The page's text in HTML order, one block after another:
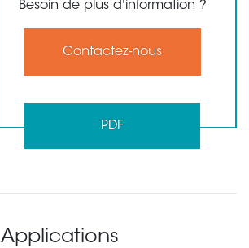
Besoin de plus d'information ?
Contactez-nous
PDF
Applications